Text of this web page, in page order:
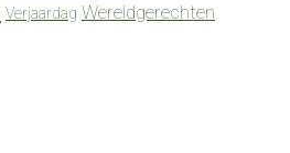
Verjaardag Wereldgerechten